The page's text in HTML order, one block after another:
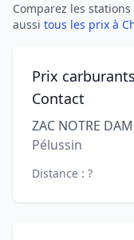
Comparez les
aussi tous les prix à
Prix
Contact
ZAC NOTRE
Pélussin
Distance : ?